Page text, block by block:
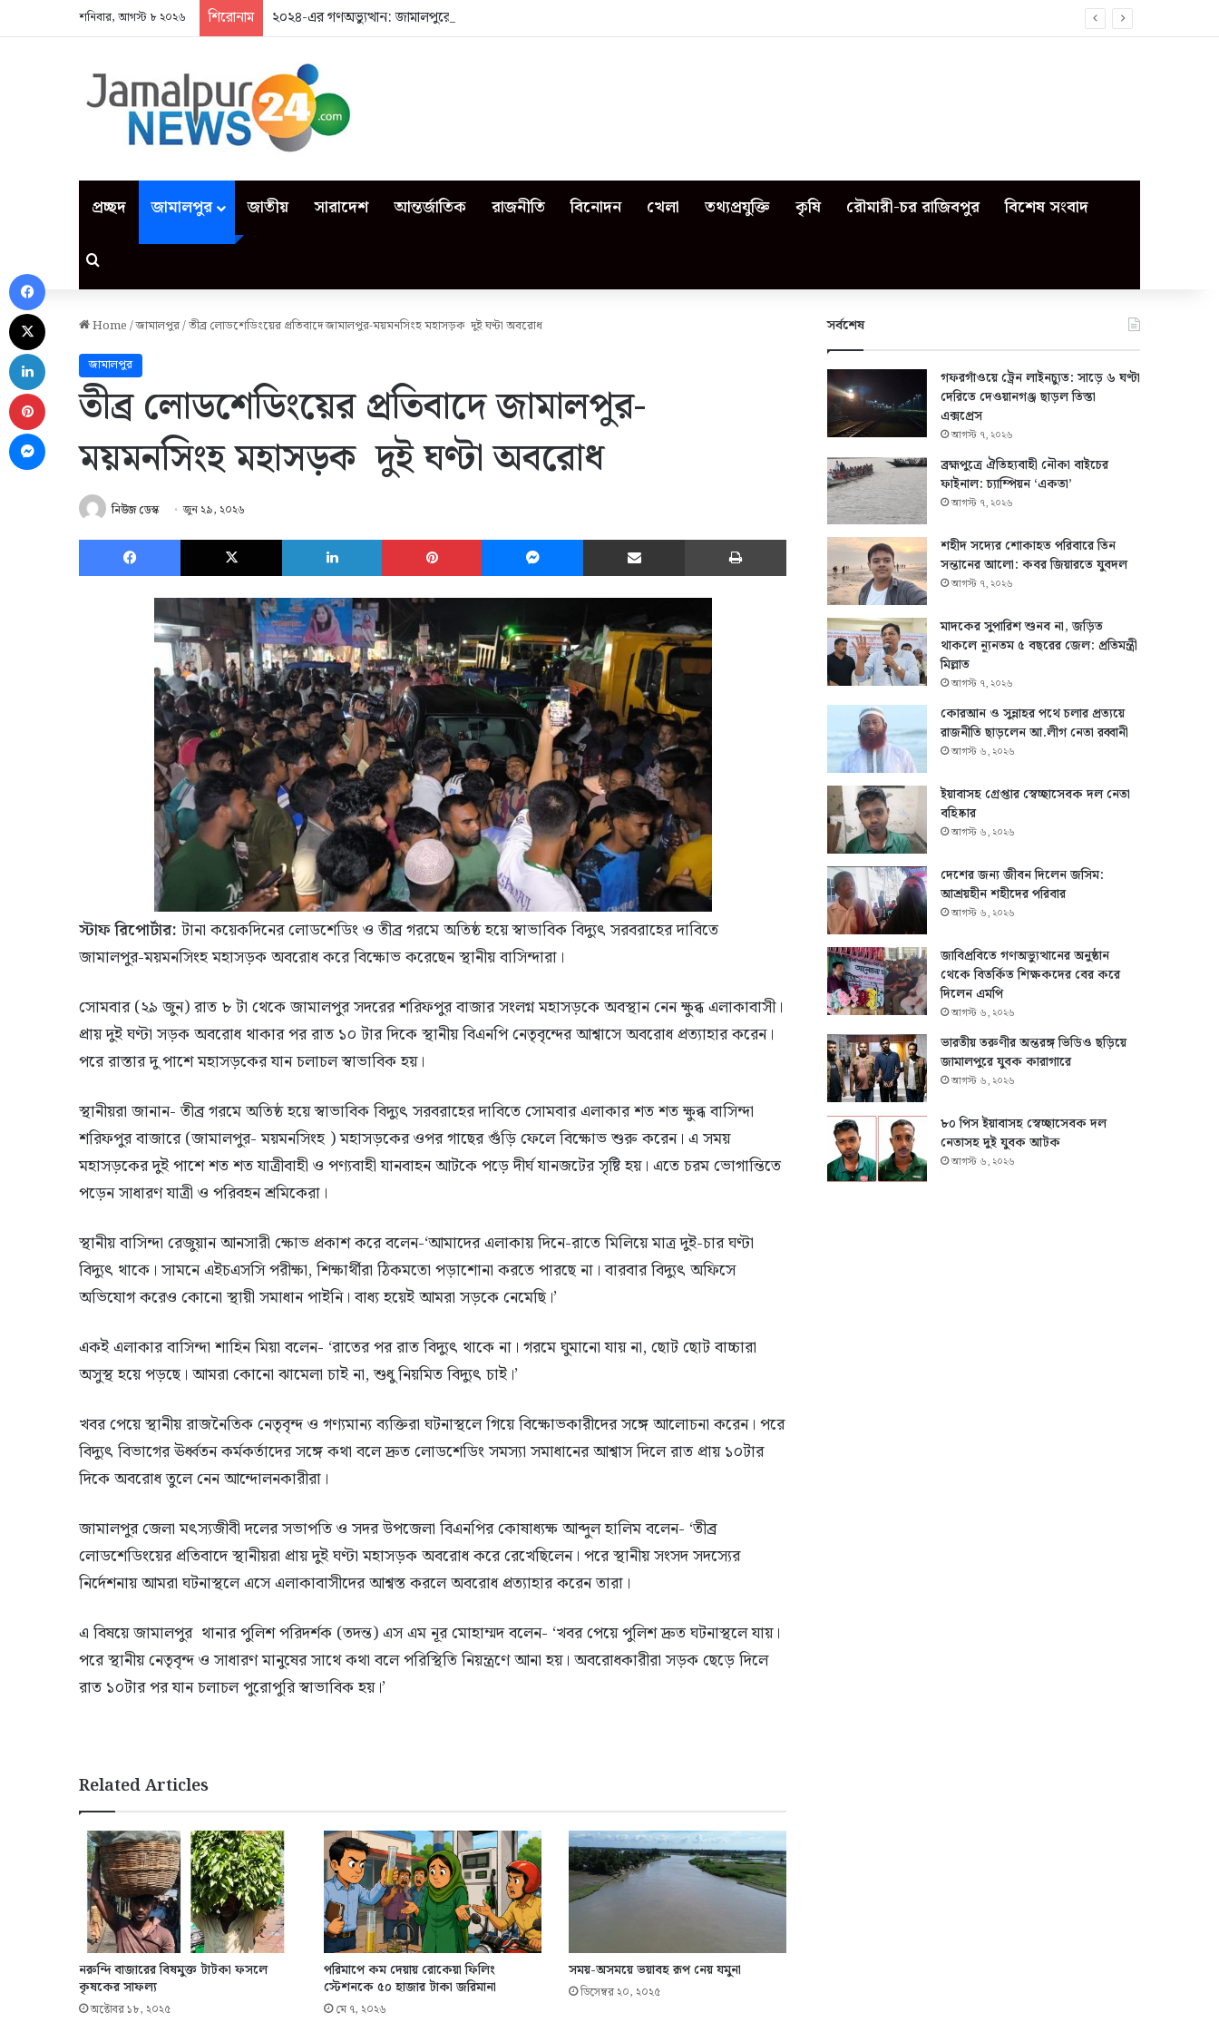
শনিবার, আগস্ট ৮ ২০২৬ শিরোনাম ২০২৪-এর গণঅভ্যুত্থান: জামালপুরে কী কী ঘটেছিল?
প্রচ্ছদ জামালপুর জাতীয় সারাদেশ আন্তর্জাতিক রাজনীতি বিনোদন খেলা তথ্যপ্রযুক্তি কৃষি রৌমারী-চর রাজিবপুর বিশেষ সংবাদ
Search for
Home/জামালপুর/তীব্র লোডশেডিংয়ের প্রতিবাদে জামালপুর-ময়মনসিংহ মহাসড়ক দুই ঘণ্টা অবরোধ
জামালপুর
তীব্র লোডশেডিংয়ের প্রতিবাদে জামালপুর-
ময়মনসিংহ মহাসড়ক দুই ঘণ্টা অবরোধ
নিউজ ডেস্ক জুন ২৯, ২০২৬
Facebook X LinkedIn Pinterest Messenger Share via Email Print
স্টাফ রিপোর্টার: টানা কয়েকদিনের লোডশেডিং ও তীব্র গরমে অতিষ্ঠ হয়ে স্বাভাবিক বিদ্যুৎ সরবরাহের দাবিতে
জামালপুর-ময়মনসিংহ মহাসড়ক অবরোধ করে বিক্ষোভ করেছেন স্থানীয় বাসিন্দারা।
সোমবার (২৯ জুন) রাত ৮ টা থেকে জামালপুর সদরের শরিফপুর বাজার সংলগ্ন মহাসড়কে অবস্থান নেন ক্ষুব্ধ এলাকাবাসী।
প্রায় দুই ঘণ্টা সড়ক অবরোধ থাকার পর রাত ১০ টার দিকে স্থানীয় বিএনপি নেতৃবৃন্দের আশ্বাসে অবরোধ প্রত্যাহার করেন।
পরে রাস্তার দু পাশে মহাসড়কের যান চলাচল স্বাভাবিক হয়।
স্থানীয়রা জানান- তীব্র গরমে অতিষ্ঠ হয়ে স্বাভাবিক বিদ্যুৎ সরবরাহের দাবিতে সোমবার এলাকার শত শত ক্ষুব্ধ বাসিন্দা
শরিফপুর বাজারে (জামালপুর- ময়মনসিংহ ) মহাসড়কের ওপর গাছের গুঁড়ি ফেলে বিক্ষোভ শুরু করেন। এ সময়
মহাসড়কের দুই পাশে শত শত যাত্রীবাহী ও পণ্যবাহী যানবাহন আটকে পড়ে দীর্ঘ যানজটের সৃষ্টি হয়। এতে চরম ভোগান্তিতে
পড়েন সাধারণ যাত্রী ও পরিবহন শ্রমিকেরা।
স্থানীয় বাসিন্দা রেজুয়ান আনসারী ক্ষোভ প্রকাশ করে বলেন-‘আমাদের এলাকায় দিনে-রাতে মিলিয়ে মাত্র দুই-চার ঘণ্টা
বিদ্যুৎ থাকে। সামনে এইচএসসি পরীক্ষা, শিক্ষার্থীরা ঠিকমতো পড়াশোনা করতে পারছে না। বারবার বিদ্যুৎ অফিসে
অভিযোগ করেও কোনো স্থায়ী সমাধান পাইনি। বাধ্য হয়েই আমরা সড়কে নেমেছি।’
একই এলাকার বাসিন্দা শাহিন মিয়া বলেন- ‘রাতের পর রাত বিদ্যুৎ থাকে না। গরমে ঘুমানো যায় না, ছোট ছোট বাচ্চারা
অসুস্থ হয়ে পড়ছে। আমরা কোনো ঝামেলা চাই না, শুধু নিয়মিত বিদ্যুৎ চাই।’
খবর পেয়ে স্থানীয় রাজনৈতিক নেতৃবৃন্দ ও গণ্যমান্য ব্যক্তিরা ঘটনাস্থলে গিয়ে বিক্ষোভকারীদের সঙ্গে আলোচনা করেন। পরে
বিদ্যুৎ বিভাগের ঊর্ধ্বতন কর্মকর্তাদের সঙ্গে কথা বলে দ্রুত লোডশেডিং সমস্যা সমাধানের আশ্বাস দিলে রাত প্রায় ১০টার
দিকে অবরোধ তুলে নেন আন্দোলনকারীরা।
জামালপুর জেলা মৎস্যজীবী দলের সভাপতি ও সদর উপজেলা বিএনপির কোষাধ্যক্ষ আব্দুল হালিম বলেন- ‘তীব্র
লোডশেডিংয়ের প্রতিবাদে স্থানীয়রা প্রায় দুই ঘণ্টা মহাসড়ক অবরোধ করে রেখেছিলেন। পরে স্থানীয় সংসদ সদস্যের
নির্দেশনায় আমরা ঘটনাস্থলে এসে এলাকাবাসীদের আশ্বস্ত করলে অবরোধ প্রত্যাহার করেন তারা।
এ বিষয়ে জামালপুর থানার পুলিশ পরিদর্শক (তদন্ত) এস এম নূর মোহাম্মদ বলেন- ‘খবর পেয়ে পুলিশ দ্রুত ঘটনাস্থলে যায়।
পরে স্থানীয় নেতৃবৃন্দ ও সাধারণ মানুষের সাথে কথা বলে পরিস্থিতি নিয়ন্ত্রণে আনা হয়। অবরোধকারীরা সড়ক ছেড়ে দিলে
রাত ১০টার পর যান চলাচল পুরোপুরি স্বাভাবিক হয়।’
Related Articles
নরুন্দি বাজারের বিষমুক্ত টাটকা ফসলে
কৃষকের সাফল্য
অক্টোবর ১৮, ২০২৫
পরিমাপে কম দেয়ায় রোকেয়া ফিলিং
স্টেশনকে ৫০ হাজার টাকা জরিমানা
মে ৭, ২০২৬
সময়-অসময়ে ভয়াবহ রূপ নেয় যমুনা
ডিসেম্বর ২০, ২০২৫
সর্বশেষ
গফরগাঁওয়ে ট্রেন লাইনচ্যুত: সাড়ে ৬ ঘণ্টা
দেরিতে দেওয়ানগঞ্জ ছাড়ল তিস্তা
এক্সপ্রেস
আগস্ট ৭, ২০২৬
ব্রহ্মপুত্রে ঐতিহ্যবাহী নৌকা বাইচের
ফাইনাল: চ্যাম্পিয়ন ‘একতা’
আগস্ট ৭, ২০২৬
শহীদ সদ্যের শোকাহত পরিবারে তিন
সন্তানের আলো: কবর জিয়ারতে যুবদল
আগস্ট ৭, ২০২৬
মাদকের সুপারিশ শুনব না, জড়িত
থাকলে ন্যূনতম ৫ বছরের জেল: প্রতিমন্ত্রী
মিল্লাত
আগস্ট ৭, ২০২৬
কোরআন ও সুন্নাহর পথে চলার প্রত্যয়ে
রাজনীতি ছাড়লেন আ.লীগ নেতা রব্বানী
আগস্ট ৬, ২০২৬
ইয়াবাসহ গ্রেপ্তার স্বেচ্ছাসেবক দল নেতা
বহিষ্কার
আগস্ট ৬, ২০২৬
দেশের জন্য জীবন দিলেন জসিম:
আশ্রয়হীন শহীদের পরিবার
আগস্ট ৬, ২০২৬
জাবিপ্রবিতে গণঅভ্যুত্থানের অনুষ্ঠান
থেকে বিতর্কিত শিক্ষকদের বের করে
দিলেন এমপি
আগস্ট ৬, ২০২৬
ভারতীয় তরুণীর অন্তরঙ্গ ভিডিও ছড়িয়ে
জামালপুরে যুবক কারাগারে
আগস্ট ৬, ২০২৬
৮০ পিস ইয়াবাসহ স্বেচ্ছাসেবক দল
নেতাসহ দুই যুবক আটক
আগস্ট ৬, ২০২৬
Facebook
LinkedIn
Pinterest